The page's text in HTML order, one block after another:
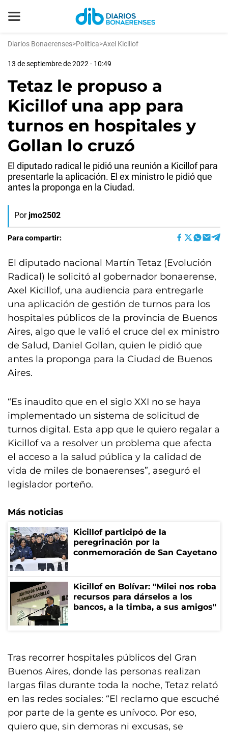
Diarios Bonaerenses>Política>Axel Kicillof
13 de septiembre de 2022 - 10:49
Tetaz le propuso a
Kicillof una app para
turnos en hospitales y
Gollan lo cruzó
El diputado radical le pidió una reunión a Kicillof para
presentarle la aplicación. El ex ministro le pidió que
antes la proponga en la Ciudad.
Por jmo2502
Para compartir:
El diputado nacional Martín Tetaz (Evolución
Radical) le solicitó al gobernador bonaerense,
Axel Kicillof, una audiencia para entregarle
una aplicación de gestión de turnos para los
hospitales públicos de la provincia de Buenos
Aires, algo que le valió el cruce del ex ministro
de Salud, Daniel Gollan, quien le pidió que
antes la proponga para la Ciudad de Buenos
Aires.
“Es inaudito que en el siglo XXI no se haya
implementado un sistema de solicitud de
turnos digital. Esta app que le quiero regalar a
Kicillof va a resolver un problema que afecta
el acceso a la salud pública y la calidad de
vida de miles de bonaerenses”, aseguró el
legislador porteño.
Más noticias
Kicillof participó de la
peregrinación por la
conmemoración de San Cayetano
Kicillof en Bolívar: "Milei nos roba
recursos para dárselos a los
bancos, a la timba, a sus amigos"
Tras recorrer hospitales públicos del Gran
Buenos Aires, donde las personas realizan
largas filas durante toda la noche, Tetaz relató
en las redes sociales: “El reclamo que escuché
por parte de la gente es unívoco. Por eso,
quiero que, sin demoras ni excusas, se